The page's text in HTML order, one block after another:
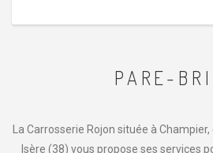
PARE-
La Carrosserie Rojon située à
Isère (38) vous propose ses services